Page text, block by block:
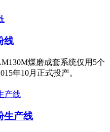
线
煤磨成套系统仅用5个
年10月正式投产。
生产线